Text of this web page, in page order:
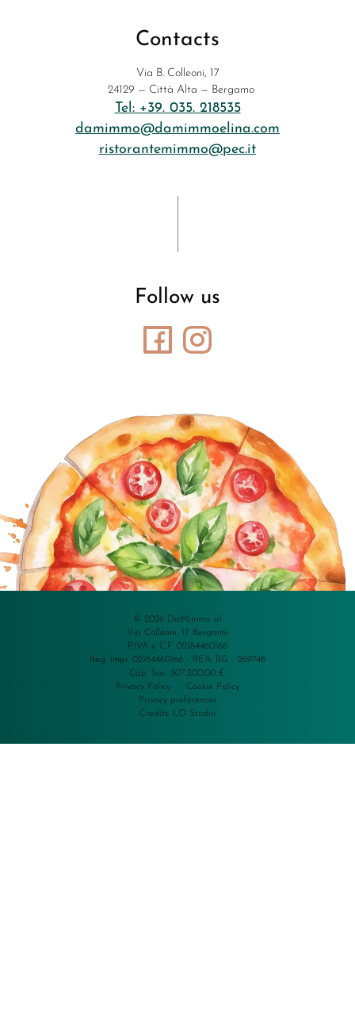
Contacts
Via B. Colleoni, 17
24129 — Città Alta — Bergamo
Tel: +39. 035. 218535
damimmo@damimmoelina.com
ristorantemimmo@pec.it
Follow us
© 2026 DaMimmo srl
Via Colleoni, 17 Bergamo
P.IVA e C.F. 02184460166
Reg. Impr. 02184460166 - REA: BG - 269748
Cap. Soc. 307.200,00 €
Privacy Policy - Cookie Policy
Privacy preferences
Credits: LO Studio